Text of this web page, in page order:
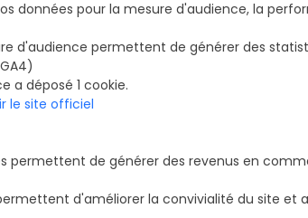
données pour la mesure d'audience, la
d'audience permettent de générer des
a déposé 1 cookie.
le site officiel
permettent de générer des revenus en
d'améliorer la convivialité du site et